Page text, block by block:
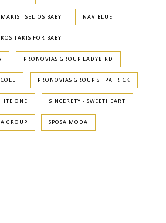
MAKIS TSELIOS BABY NAVIBLUE
TAKIS FOR BABY
PRONOVIAS GROUP LADYBIRD
PRONOVIAS GROUP ST PATRICK
ONE SINCERETY - SWEETHEART
GROUP SPOSA MODA